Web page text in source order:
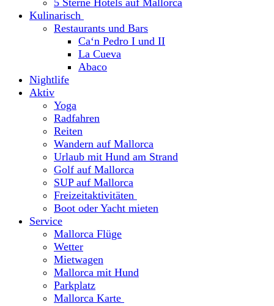
5 Sterne Hotels auf Mallorca
Kulinarisch
Restaurants und Bars
Ca‘n Pedro I und II
La Cueva
Abaco
Nightlife
Aktiv
Yoga
Radfahren
Reiten
Wandern auf Mallorca
Urlaub mit Hund am Strand
Golf auf Mallorca
SUP auf Mallorca
Freizeitaktivitäten
Boot oder Yacht mieten
Service
Mallorca Flüge
Wetter
Mietwagen
Mallorca mit Hund
Parkplatz
Mallorca Karte